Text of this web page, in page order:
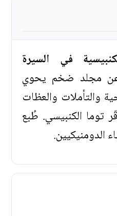
في السيرة
عن مجلد ضخم يحوي
والتأملات والعظات
توما الكنبيسي. طُبع
الدومنيكيين.